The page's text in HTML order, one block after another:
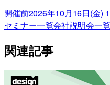
開催前2026年10月16日(金)
セミナー一覧会社説明会一覧
関連記事